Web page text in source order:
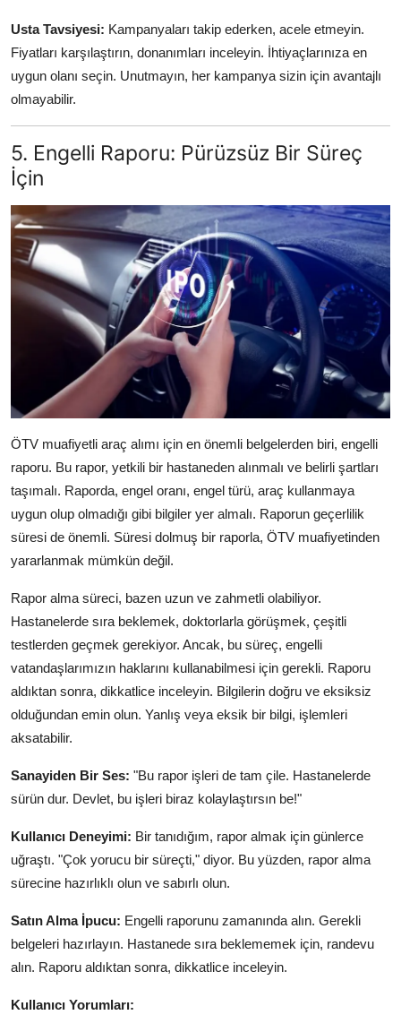
Usta Tavsiyesi: Kampanyaları takip ederken, acele etmeyin.
Fiyatları karşılaştırın, donanımları inceleyin. İhtiyaçlarınıza en
uygun olanı seçin. Unutmayın, her kampanya sizin için avantajlı
olmayabilir.
5. Engelli Raporu: Pürüzsüz Bir Süreç
İçin
ÖTV muafiyetli araç alımı için en önemli belgelerden biri, engelli
raporu. Bu rapor, yetkili bir hastaneden alınmalı ve belirli şartları
taşımalı. Raporda, engel oranı, engel türü, araç kullanmaya
uygun olup olmadığı gibi bilgiler yer almalı. Raporun geçerlilik
süresi de önemli. Süresi dolmuş bir raporla, ÖTV muafiyetinden
yararlanmak mümkün değil.
Rapor alma süreci, bazen uzun ve zahmetli olabiliyor.
Hastanelerde sıra beklemek, doktorlarla görüşmek, çeşitli
testlerden geçmek gerekiyor. Ancak, bu süreç, engelli
vatandaşlarımızın haklarını kullanabilmesi için gerekli. Raporu
aldıktan sonra, dikkatlice inceleyin. Bilgilerin doğru ve eksiksiz
olduğundan emin olun. Yanlış veya eksik bir bilgi, işlemleri
aksatabilir.
Sanayiden Bir Ses: "Bu rapor işleri de tam çile. Hastanelerde
sürün dur. Devlet, bu işleri biraz kolaylaştırsın be!"
Kullanıcı Deneyimi: Bir tanıdığım, rapor almak için günlerce
uğraştı. "Çok yorucu bir süreçti," diyor. Bu yüzden, rapor alma
sürecine hazırlıklı olun ve sabırlı olun.
Satın Alma İpucu: Engelli raporunu zamanında alın. Gerekli
belgeleri hazırlayın. Hastanede sıra beklememek için, randevu
alın. Raporu aldıktan sonra, dikkatlice inceleyin.
Kullanıcı Yorumları: